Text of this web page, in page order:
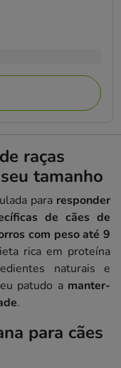
raças
tamanho
para responder
de cães de
com peso até 9
rica em proteína
naturais e
patudo a manter-
.
para cães